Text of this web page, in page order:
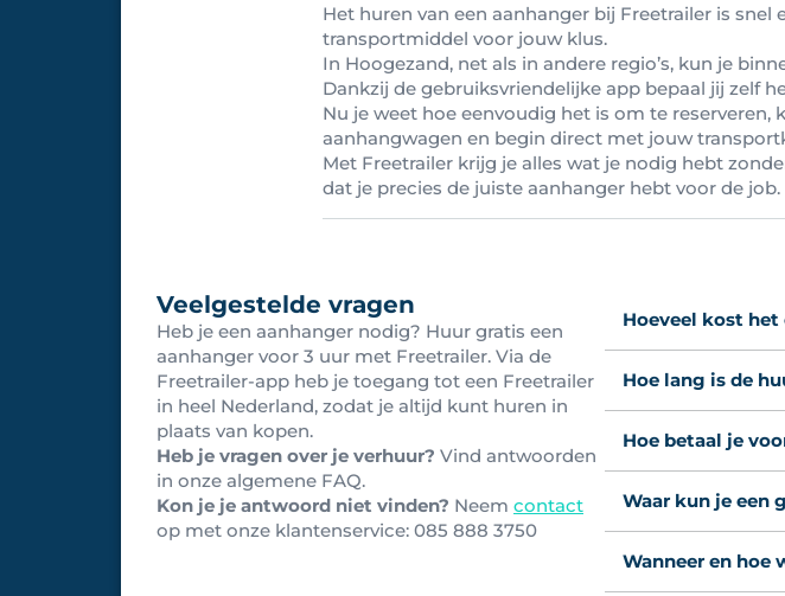
Het huren van een aanhanger bij Freetrailer is
transportmiddel voor jouw klus.
In Hoogezand, net als in andere regio’s, kun je
Dankzij de gebruiksvriendelijke app bepaal jij zelf
Nu je weet hoe eenvoudig het is om te reserveren,
aanhangwagen en begin direct met jouw
Met Freetrailer krijg je alles wat je nodig hebt
dat je precies de juiste aanhanger hebt voor de job.
Veelgestelde vragen
Heb je een aanhanger nodig? Huur gratis een
aanhanger voor 3 uur met Freetrailer. Via de
Freetrailer-app heb je toegang tot een Freetrailer
in heel Nederland, zodat je altijd kunt huren in
plaats van kopen.
Heb je vragen over je verhuur? Vind antwoorden
in onze algemene FAQ.
Kon je je antwoord niet vinden? Neem contact
op met onze klantenservice: 085 888 3750
Hoeveel kost het
Hoe lang is de
Hoe betaal je
Waar kun je een
Wanneer en hoe